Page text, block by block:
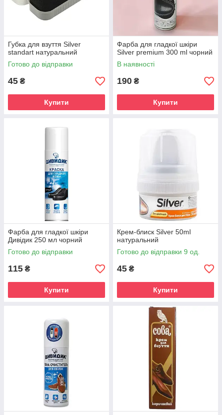
Губка для взуття Silver
standart натуральний
Готово до відправки
45 ₴
Купити
Фарба для гладкої шкіри
Silver premium 300 ml чорний
В наявності
190 ₴
Купити
Фарба для гладкої шкіри
Дивідик 250 мл чорний
Готово до відправки
115 ₴
Купити
Крем-блиск Silver 50ml
натуральний
Готово до відправки 9 од.
45 ₴
Купити